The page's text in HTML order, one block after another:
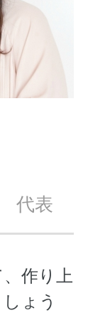
代表
作り上
ょう